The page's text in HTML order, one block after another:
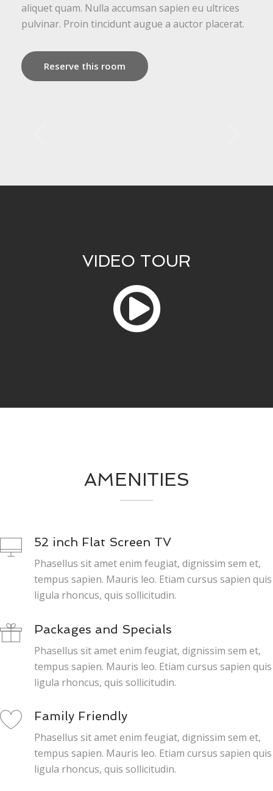
aliquet quam. Nulla accumsan sapien eu ultrices
pulvinar. Proin tincidunt augue a auctor placerat.
Reserve this room
VIDEO TOUR
AMENITIES
52 inch Flat Screen TV
Phasellus sit amet enim feugiat, dignissim sem et,
tempus sapien. Mauris leo. Etiam cursus sapien quis
ligula rhoncus, quis sollicitudin.
Packages and Specials
Phasellus sit amet enim feugiat, dignissim sem et,
tempus sapien. Mauris leo. Etiam cursus sapien quis
ligula rhoncus, quis sollicitudin.
Family Friendly
Phasellus sit amet enim feugiat, dignissim sem et,
tempus sapien. Mauris leo. Etiam cursus sapien quis
ligula rhoncus, quis sollicitudin.